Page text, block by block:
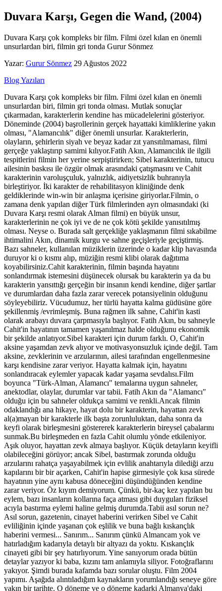
Duvara Karşı, Gegen die Wand, (2004)
Duvara Karşı çok kompleks bir film. Filmi özel kılan en önemli
unsurlardan biri, filmin gri tonda Gurur Sönmez
Yazar: Gurur Sönmez 29 Ağustos 2022
Blog Yazıları
Duvara Karşı çok kompleks bir film. Filmi özel kılan en önemli unsurlardan biri, filmin gri tonda olması. Mutlak sonuçlar çıkarmadan, karakterlerin kendine has mücadelelerini gösteriyor. Döneminde (2004) başrollerinin gerçek hayattaki kimliklerine yakın olması, "Alamancılık" diğer önemli unsurlar. Karakterlerin, olayların, şehirlerin siyah ve beyaz kadar zıt yansıtılmaması, filmi gerçeğe yaklaştırıp samimi kılıyor.Fatih Akın, Alamancılık ile ilgili tespitlerini filmin her yerine serpiştirirken; Sibel karakterinin, tutucu ailesinin baskısı ile özgür olmak arasındaki çatışmasını ve Cahit karakterinin varoluşçuluk, yalnızlık, aidiyetsizlik buhranıyla birleştiriyor. İki karakter de rehabilitasyon kliniğinde denk geldiklerinde win-win bir anlaşma içerisine giriyorlar.Filmin, o zamana denk yapılan diğer Türk filmlerinden ayrı olmasındaki (ki Duvara Karşı resmi olarak Alman filmi) en büyük unsur, karakterlerinin ne çok iyi ve de ne çok kötü şekilde yanısıtılmış olması. Neyse o. Burada salt gerçekliğe yaklaşmanın filmi sıkabilme ihtimalini Akın, dinamik kurgu ve sahne geçişleriyle geçiştirmiş. Bazı sahneler, kullanılan müziklerin üzerinde o kadar klip havasında duruyor ki o kısmı alıp, müziğin resmi klibi olarak dağıtıma koyabilirsiniz.Cahit karakterinin, filmin başında hayatını sonlandırmak istemesini düşünecek olursak bu karakterin ya da bu karakterin yansıttığı gerçeğin bir insanın kendi kendine, diğer şartlar ve durumlardan daha fazla zarar verecek potansiyelinin olduğunu söyleyebiliriz. Vücudumuz, her türlü hayatta kalma güdüsüne göre şekillenmiş /evrimleşmiş. Buna rağmen ilk sahne, Cahit'in kasti olarak arabayı duvara çarpmasıyla başlıyor. Fatih Akın, bu sahneyle Cahit'in hayatının tamamen yaşanılmaz halde olduğunu ekonomik bir şekilde anlatıyor.Sibel karakteri için durum farklı. O, Cahit'in aksine yaşamdan zevk alıyor ve motivasyonsuzluk içinde değil. Tam aksine, zevklerinin ve arzularının, ailesi tarafından engellenmesine karşı kendisine zarar veriyor. Hayatta kalmak için, hayatını sonlandıracak eylemler yapacak kadar yaşama sevdalısı.Film boyunca "Türk-Alman, Alamancı" temalarına uygun sahneler, anektodlar, olaylar, durumlar var tabii. Fatih Akın da "Alamancı" olduğu için bu sahneler oldukça samimi ve renkli.Ancak filmin odaklandığı ana hikaye, hayat dolu bir karakterin, hayattan zevk al(a)mayan bir karakterle ilk başta zorunluluktan, daha sonra da keyfi olarak birleşmesini göstererek karakterlerin bireysel çabalarını sunmak.Bu birleşmeden en fazla Cahit olumlu yönde etkileniyor. Aşık oluyor, hayattan zevk almaya başlıyor. Küçük detayların keyifli olabileceğini görüyor; ancak Sibel, bastırmak zorunda olduğu arzularını rahatça yaşayabilmek için evlilik anahtarıyla dilediği arzu kapılarını bir bir açarken, Cahit'in hapise girmesiyle çok kısa sürede hayatının yine aynı kabusa döneceğini düşündüğünden kendine zarar veriyor. Öz kıyım demiyorum. Çünkü, bir-kaç kez yapılan bu eylem, bazı insanların kollarına faça atması gibi duyguları fiziksel acıyla bastırma eylemi haline gelmiş durumda.Tabii asıl sorun ne? Asıl sorun, gazetenin, cinayet haberini verirken Sibel ve Cahit evliliğinin içinde yaşanan çok eşlilik ve buna bağlı kıskançlık haberini vermesi... Sanırım... Sanırım çünkü Almancam yok ve hatırladığım kadarıyla detaylı bir altyazı da yoktu. Kıskançlık cinayeti gibi bir şey hatırlıyorum. Yine sanıyorum orada bütün detaylar yazıyor ki baba, kızını tam anlamıyla siliyor. Fotoğraflarını yakıyor. Şimdi burada kafamda bazı sorular oluştu. Film 2004 yapımı. Aşağıda alıntıladığım kaynakların yorumlandığı seneye göre yakın bir tarihte. O döneme ve o döneme kadarki Almanya'daki Türklerin analizlerine bakalım."...Sarrazin gibi düşünenlerin 1960 ve 1970’lerde gelenlerde entegrasyon sorunu daha fazla olduğunu, 3. kuşaklarda bunun azaldığını, Almanca dilini konuşabildiklerini ve Alman toplumuyla daha fazla yakınlaşma sağladıklarını belirtmektedirler. Türklerin entegrasyon sorunu Türkiye’nin AB üyeliğini ve Türkiye’nin imajını etkilemektedir. Entegrasyonun sadece dil bilmek olmadığını Fransa’daki mağrip ve Afrika kökenli göçmenlerden farklı olarak, Almanya’da yaşayan Türklerin sistemle ve rejimle problemlerinin olmadığını bu konuda uyumlu yaşadıklarını ve entegrasyondan neyin anlaşılması gerektiği yönündeki sorumuza, meselenin dilin ötesinde kültürel olduğunu, dinin bu konuda etkili olduğunu Almanya’ya gelen İtalyan ve Uzakdoğululardan ziyade Türklerde ve Araplarda bu sorunların daha fazla yaşanmasının bundan kaynakladığı şeklinde cevaplar verilmektedir. Türklerin diğer İslam ülkelerinden gelen göçmenlere göre radikal eğilimlerinin olmadığına da dikkat çekilmektedir. 61 Bazıları ise her ülkede olduğu gibi Fransa’da da sosyal problemlerin olduğunu, medyanın bu olayları gereğinden çok yansıtması bu konudaki olumsuz algılamalara yol açtığını belirtmektedirler. 62 AB kamuoyunun Türkiye’nin imajıyla ilgili algılamalarda özellikle Almanya’da yaşayan Türk toplumunun önemli misyon üstlenmeleri gerektiği yönünde düşünceler vardır. Almanya’da vatandaş olmuş olanlar birlikte yaklaşık 3,2 milyon civarında Türk yaşamaktadır. Bunların önemli kısmı esnaf veya işçi statüsünde çalışırken az bir kısmı da işveren olarak çalışmaktadırlar. Diğer yabancılara oranla sayıca çoğunlukta olmalarına ve çok sayıda dernekleri olmasına rağmen aralarında işbirliği ve koordinasyon bulunmaması, Türkiye’yle ilgili konularda lobi faaliyetlerinde bulunmamaları, Türkiye’nin Avrupa’da olumsuz imajının silinmemesinde etken olduğu düşünülmektedir. 63 Bununla birlikte Almanya’da yaşayan Türklere olumlu bakanlar da bulunmaktadır. FDP uluslararası ilişkiler yetkilisi Helmut Metzner, her ne kadar Almanya’daki Türklerin geleneksel özelliklerini sürdürdüklerinden dolayı İstanbul’da yaşayanlardan farklı olsa da bunların Alman toplumuna yönelik zararlarının olmadığı, sistemle uyumlu oldukları, alman toplumuna karıştıkları, çeşitli alanlarda iş yaptıkları ve mesleklerini sürdürerek ekonomiye katkı sağladıkları, bu da entegrasyonu kolaylaştırdığını savunmaktadır."Direkt alıntı: Dalar, M. , Ayhan, V. & Ataman, M. (2012). ALMANYA’DAKİ TÜRKİYE ALGISI: SAHA ARAŞTIRMASINA DAYALI BİR ANALİZ . Journal of Management and Economics Research , 10 (18) , 33-47Tevfik Başer'in filmi olan 40m2 Almanya'sı aslında ilk kuşağın Almanya ile olan taşra-metropol-batı kültürü-anadolu kültürü çatışmasını anlatan ilk ve en iyi filmlerden biri olarak önem arz etmesi bakımından izlemenizi tavsiye ederim. 40m2 Almanya filminin geçtiği tarihinden (86) diğer filmin tarihine (2004) aynı kuşağın çok da değişmediğini görmüşken, 2. kuşağın ise yarı yarıya entegre olup kendi aralarında zıtlaşabildiğini, 2. kuşak olan Sibel ve abisi üzerinden görüyoruz. Sahi 3. nesil ne yapıyor, onların hikayeleri nasıl ilerliyor acaba?Buradaki yorumda dikkatimi çeken, günümüzde de yurtdışından gelen ve ülkenin gündemi üzerine yorum yapan gurbetçi/alamancı/Türk-Almanların en büyük problemleri Türkiye'yi, Almanya standartlarında yaşayarak idealize etmeleri. Burada kişisel bir anekdotumu anlatmak isterim. 2008'de İngiltere'de, haftalık 100-150 Pound'a çalışıp; biriktirdiğim paralarla İstanbul'a geldiğimde rahatça para harcamanın, İstanbul'un konforlu yerlerinde olmanın keyfini o zaman bile aldığımı hatırlıyorum.Verna Von Eicken'in makalesi filmin sosyolojik boyuttaki en iyi ve ender incelemelerinden biri:"...Duvara Karşı’nın İstanbul temsili, Türkiye'nin idealize edilmiş bir temsilinden büyük ölçüde kaçınıyor. Akın, Naficy tarafından analiz edilen "diaspora film yapımcılarının çalışmalarında sıklıkla efsanevi, ilkel bir vatan olarak işlenen "anavatan" tasvirini karmaşıklaştırdığını söylüyor. İstanbul'un görsel temsili, şehrin klişe görüntülerini bir doğu cenneti olarak göstermektedir..."...Bir grup müzisyen, İstanbul'un en büyük camisinin resimli kartpostal görüntüsünün önünde..."Bu gözlemde Akın, oryantalist öğelerini filme ekleyerek, batı seyircisinin her zaman beklediği İstanbul tasvirine cevap vermiş oluyor aslında; ama Akın, İstanbul böyle kartpostaldaki gibi bir şehir değil diyerek İstanbul, Türkiye sahnelerinde şehrin kompleksliğini ortaya koyuyor. İstanbul tasviri Sibel'in kişisel gelişimini gözler önüne seriyor. İstanbul, başlangıçta Sibel'in etnik anavatanıyla olan bağını, yalnızlık ve umutsuzluk duygularını gösteren bir anonimlik ve düşmanlık odağıdır. Filmin sonunda, Sibel'in güneşli ve dostane bir İstanbul'a bakan görüntüleri, Sibel'in hayatı üzerinde elde ettiği kontrolü görselleştirir. Sibel hem en karanlık saatlerini hem de en büyük mutluluğunu İstanbul'da yaşar. Aynı zamanda, Sibel'in kendini keşfetme süreci Hamburg'da başlar ve İstanbul'a taşınması kasıtlı değil, tesadüfidir. Her iki kahraman da nihayetinde Almanya yerine Türkiye'de yaşamayı seçse de, Duvara Karşı, göçün başarısızlığını ilan etmekten çok, hem Türk hem de Alman kültürlerinde büyüyen veya yaşayan insanların karşılaştığı zorlukları ve fırsatları tasvir ediyor. Batılı yaşam tarzını, tüm erdemleri ve tuzaklarıyla deneyimlemenin, karakterlerin kimliklerini nasıl şekillendirdiğini ve etnik anavatanlarına ilişkin algılarını nasıl etkilediğini gösteriyor. Cahit, birinci kuşak göçmen olarak doğduğu yerin romantik imajını korurken, Sibel'in Türkiye ile güçlü bağları yoktur. Sadece belirli bir gruba ait gelenekleri ve aile yapılarını bilir. Ailesinin Almanya'da uygulamaya devam ettiği Türkiye'deki zaman ve yer, anne babasının muhtemelen 1960'larda veya 1970'lerde terk ettiği Zonguldak şehri. Duvara Karşı, bu 1. nesil göçmen karakterleri aracılığıyla, on yıllardır Almanya'da yaşayan, ancak kültürel bütünlüklerini korumak için Alman toplumunun liberalleşmesini görmezden gelen Türk-Alman ailelerdeki arkaik aile yapılarının kalıcılığını sorunsallaştırıyor ve bu nedenle kadın kurtuluşu, Almanya'dakinden daha muhafazakar. Türkiye'de yaşayan birçok aile. Ailesinin baskıcı ataerkil bakış açısının Sibel'in Almanya'da yaşadığı kadın eşitliğiyle yüzleşmesi, babasına ve erkek kardeşine karşı isyanının temelini oluşturur.Aslında yazıda akademik nicel olarak aradığım (a